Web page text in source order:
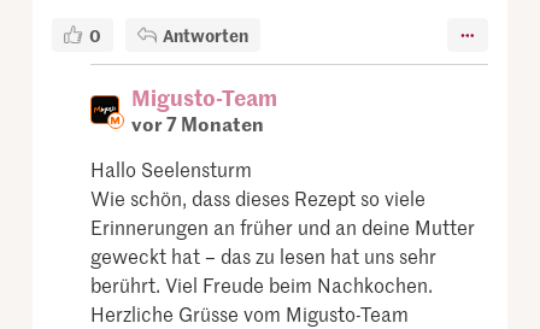
0 Antworten
Migusto-Team
vor 7 Monaten
Hallo Seelensturm
Wie schön, dass dieses Rezept so viele
Erinnerungen an früher und an deine Mutter
geweckt hat – das zu lesen hat uns sehr
berührt. Viel Freude beim Nachkochen.
Herzliche Grüsse vom Migusto-Team